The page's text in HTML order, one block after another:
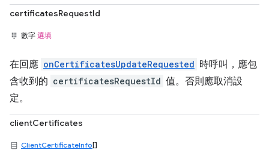
certificatesRequestId
數字 選填
在回應 onCertificatesUpdateRequested 時呼叫，應包
含收到的 certificatesRequestId 值。否則應取消設
定。
clientCertificates
ClientCertificateInfo[]